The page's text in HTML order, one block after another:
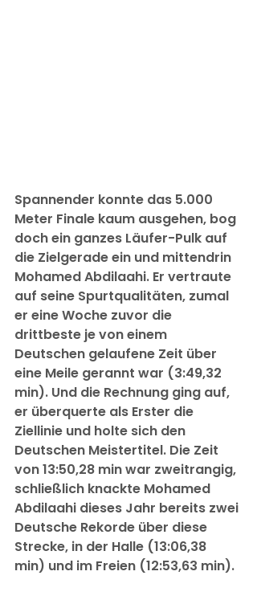
Spannender konnte das 5.000
Meter Finale kaum ausgehen, bog
doch ein ganzes Läufer-Pulk auf
die Zielgerade ein und mittendrin
Mohamed Abdilaahi. Er vertraute
auf seine Spurtqualitäten, zumal
er eine Woche zuvor die
drittbeste je von einem
Deutschen gelaufene Zeit über
eine Meile gerannt war (3:49,32
min). Und die Rechnung ging auf,
er überquerte als Erster die
Ziellinie und holte sich den
Deutschen Meistertitel. Die Zeit
von 13:50,28 min war zweitrangig,
schließlich knackte Mohamed
Abdilaahi dieses Jahr bereits zwei
Deutsche Rekorde über diese
Strecke, in der Halle (13:06,38
min) und im Freien (12:53,63 min).